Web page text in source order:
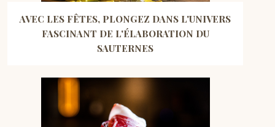
AVEC LES FÊTES, PLONGEZ DANS L'UNIVERS
FASCINANT DE L'ÉLABORATION DU
SAUTERNES